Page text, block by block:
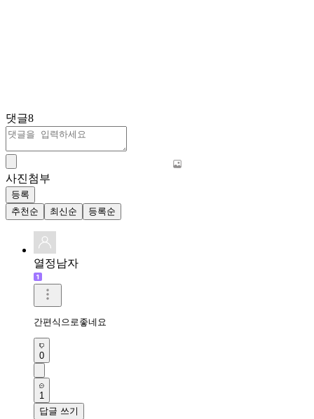
댓글8
사진첨부
등록
추천순
최신순 등록순
열정남자
간편식으로좋네요
0
1
답글 쓰기